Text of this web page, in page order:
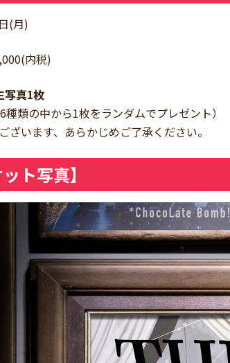
(月)
内税)
写真1枚
種類の中から1枚をランダムでプレゼント）
ざいます、あらかじめご了承ください。
ト写真】